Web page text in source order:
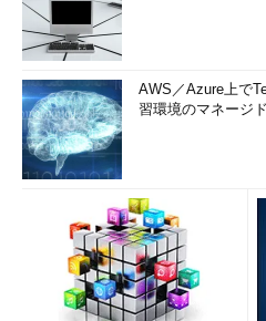
AWS／Azure上で
習環境のマネージ